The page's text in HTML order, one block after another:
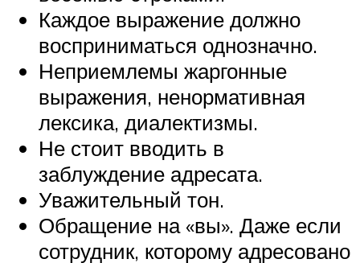
Каждое выражение должно
восприниматься однозначно.
Неприемлемы жаргонные
выражения, ненормативная
лексика, диалектизмы.
Не стоит вводить в
заблуждение адресата.
Уважительный тон.
Обращение на «вы». Даже если
сотрудник, которому адресовано